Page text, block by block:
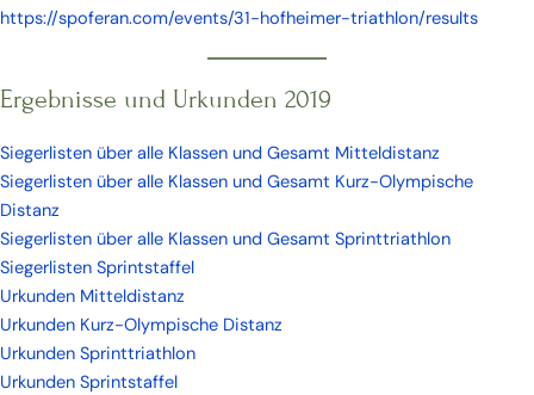
https://spoferan.com/events/31-hofheimer-triathlon/results
Ergebnisse und Urkunden 2019
Siegerlisten über alle Klassen und Gesamt Mitteldistanz
Siegerlisten über alle Klassen und Gesamt Kurz-Olympische
Distanz
Siegerlisten über alle Klassen und Gesamt Sprinttriathlon
Siegerlisten Sprintstaffel
Urkunden Mitteldistanz
Urkunden Kurz-Olympische Distanz
Urkunden Sprinttriathlon
Urkunden Sprintstaffel